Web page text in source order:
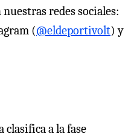
nuestras redes sociales:
(@eldeportivolt) y